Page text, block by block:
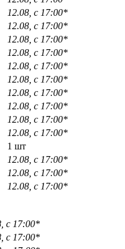
12.08, с 17:00*
12.08, с 17:00*
12.08, с 17:00*
12.08, с 17:00*
12.08, с 17:00*
12.08, с 17:00*
12.08, с 17:00*
12.08, с 17:00*
12.08, с 17:00*
12.08, с 17:00*
1 шт
12.08, с 17:00*
12.08, с 17:00*
12.08, с 17:00*
с 17:00*
с 17:00*